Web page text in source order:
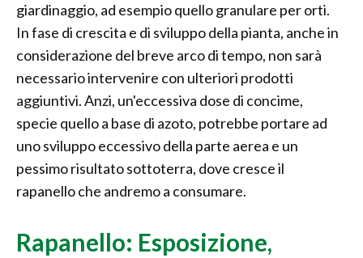
giardinaggio, ad esempio quello granulare per orti.
In fase di crescita e di sviluppo della pianta, anche in
considerazione del breve arco di tempo, non sarà
necessario intervenire con ulteriori prodotti
aggiuntivi. Anzi, un'eccessiva dose di concime,
specie quello a base di azoto, potrebbe portare ad
uno sviluppo eccessivo della parte aerea e un
pessimo risultato sottoterra, dove cresce il
rapanello che andremo a consumare.
Rapanello: Esposizione,